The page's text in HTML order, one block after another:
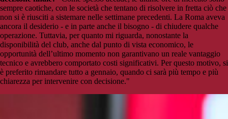
sempre caotiche, con le società che tentano di risolvere in fretta ciò che
non si è riusciti a sistemare nelle settimane precedenti. La Roma aveva
ancora il desiderio - e in parte anche il bisogno - di chiudere qualche
operazione. Tuttavia, per quanto mi riguarda, nonostante la
disponibilità del club, anche dal punto di vista economico, le
opportunità dell’ultimo momento non garantivano un reale vantaggio
tecnico e avrebbero comportato costi significativi. Per questo motivo, si
è preferito rimandare tutto a gennaio, quando ci sarà più tempo e più
chiarezza per intervenire con decisione."